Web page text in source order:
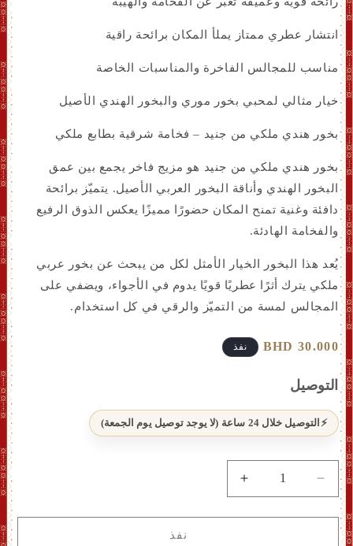
انتشار عطري ممتاز يملأ المكان برائحة راقية
مناسب للمجالس الفاخرة والمناسبات الخاصة
خيار مثالي لمحبي بخور موري والبخور الهندي الأصيل
بخور هندي ملكي من جنيد – فخامة شرقية بطابع ملكي
بخور هندي ملكي من جنيد هو مزيج فاخر يجمع بين عمق
البخور الهندي وأناقة البخور العربي الأصيل. يتميّز برائحة
دافئة وغنية تمنح المكان حضورًا مميزًا يعكس الذوق الرفيع
والفخامة الهادئة.
يُعد هذا البخور الخيار الأمثل لكل من يبحث عن بخور عربي
ملكي يترك أثرًا عطريًا قويًا يدوم في الأجواء، ويضفي على
المجالس لمسة من التميّز والرقي في كل استخدام.
سعر
30.000 BHD نفذ
التوصيل
التوصيل خلال 24 ساعة (لا يوجد توصيل يوم الجمعة)
لـ
زيادة
لـ
نفذ